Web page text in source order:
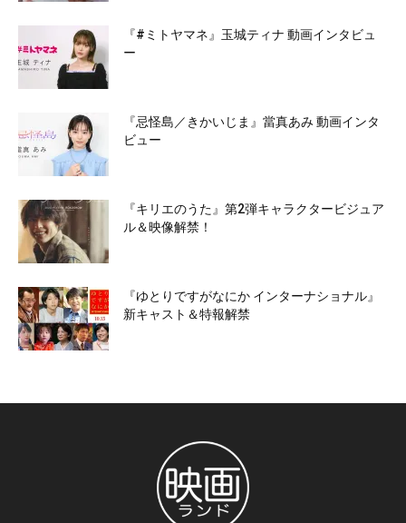
『#ミトヤマネ』玉城ティナ 動画インタビュ
ー
『忌怪島／きかいじま』當真あみ 動画インタ
ビュー
『キリエのうた』第2弾キャラクタービジュア
ル＆映像解禁！
『ゆとりですがなにか インターナショナル』
新キャスト＆特報解禁